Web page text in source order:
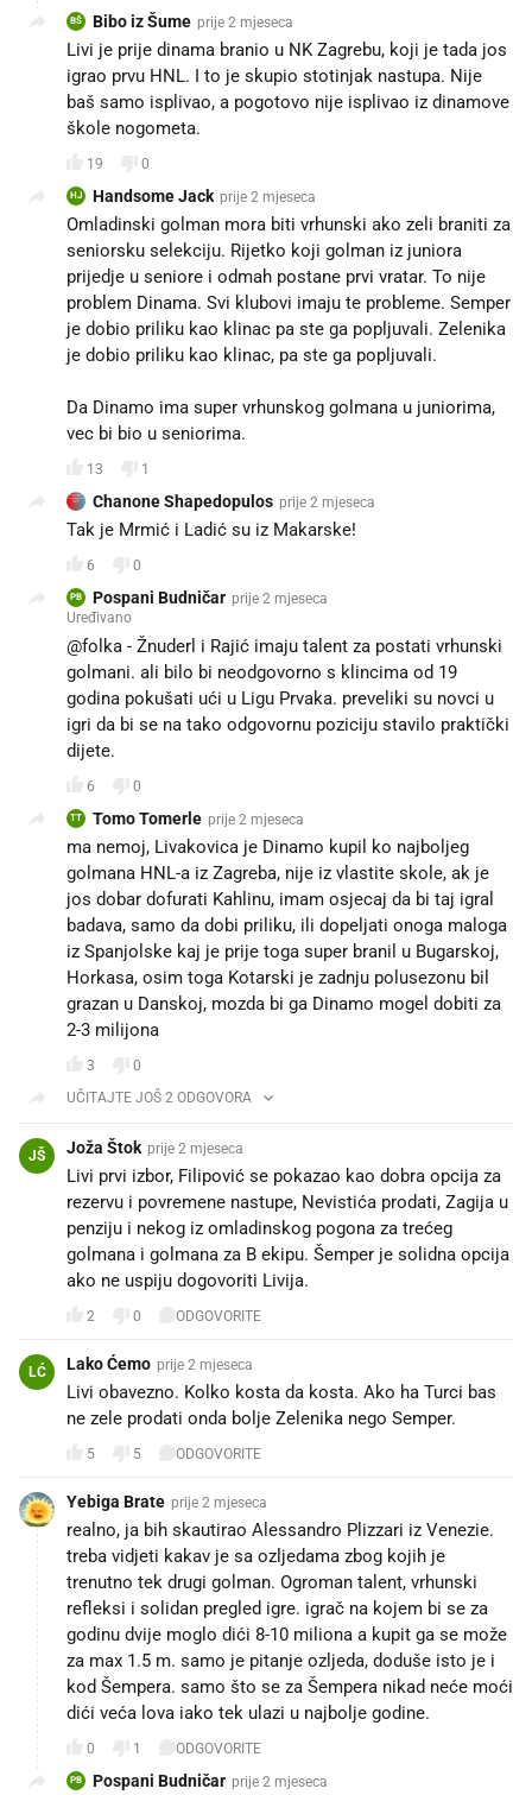
BŠ Bibo iz Šume prije 2 mjeseca
Livi je prije dinama branio u NK Zagrebu, koji je tada jos
igrao prvu HNL. I to je skupio stotinjak nastupa. Nije
baš samo isplivao, a pogotovo nije isplivao iz dinamove
škole nogometa.
19 0
HJ Handsome Jack prije 2 mjeseca
Omladinski golman mora biti vrhunski ako zeli braniti za
seniorsku selekciju. Rijetko koji golman iz juniora
prijedje u seniore i odmah postane prvi vratar. To nije
problem Dinama. Svi klubovi imaju te probleme. Semper
je dobio priliku kao klinac pa ste ga popljuvali. Zelenika
je dobio priliku kao klinac, pa ste ga popljuvali.
Da Dinamo ima super vrhunskog golmana u juniorima,
vec bi bio u seniorima.
13 1
Chanone Shapedopulos prije 2 mjeseca
Tak je Mrmić i Ladić su iz Makarske!
6 0
PB Pospani Budničar prije 2 mjeseca
Uređivano
@folka - Žnuderl i Rajić imaju talent za postati vrhunski
golmani. ali bilo bi neodgovorno s klincima od 19
godina pokušati ući u Ligu Prvaka. preveliki su novci u
igri da bi se na tako odgovornu poziciju stavilo praktički
dijete.
6 0
TT Tomo Tomerle prije 2 mjeseca
ma nemoj, Livakovica je Dinamo kupil ko najboljeg
golmana HNL-a iz Zagreba, nije iz vlastite skole, ak je
jos dobar dofurati Kahlinu, imam osjecaj da bi taj igral
badava, samo da dobi priliku, ili dopeljati onoga maloga
iz Spanjolske kaj je prije toga super branil u Bugarskoj,
Horkasa, osim toga Kotarski je zadnju polusezonu bil
grazan u Danskoj, mozda bi ga Dinamo mogel dobiti za
2-3 milijona
3
0
UČITAJTE JOŠ 2 ODGOVORA
JŠ Joža Štok prije 2 mjeseca
Livi prvi izbor, Filipović se pokazao kao dobra opcija za
rezervu i povremene nastupe, Nevistića prodati, Zagija u
penziju i nekog iz omladinskog pogona za trećeg
golmana i golmana za B ekipu. Šemper je solidna opcija
ako ne uspiju dogovoriti Livija.
2 0 ODGOVORITE
LĆ Lako Ćemo prije 2 mjeseca
Livi obavezno. Kolko kosta da kosta. Ako ha Turci bas
ne zele prodati onda bolje Zelenika nego Semper.
5 5 ODGOVORITE
Yebiga Brate prije 2 mjeseca
realno, ja bih skautirao Alessandro Plizzari iz Venezie.
treba vidjeti kakav je sa ozljedama zbog kojih je
trenutno tek drugi golman. Ogroman talent, vrhunski
refleksi i solidan pregled igre. igrač na kojem bi se za
godinu dvije moglo dići 8-10 miliona a kupit ga se može
za max 1.5 m. samo je pitanje ozljeda, doduše isto je i
kod Šempera. samo što se za Šempera nikad neće moći
dići veća lova iako tek ulazi u najbolje godine.
0 1 ODGOVORITE
PB Pospani Budničar prije 2 mjeseca